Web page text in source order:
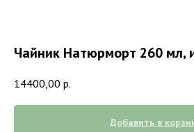
Чайник Натюрморт 260 мл,
14400,00 р.
Добавить в